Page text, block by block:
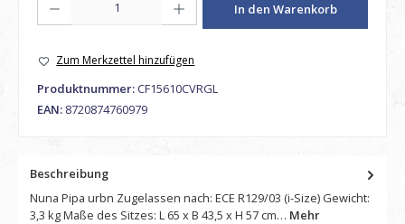
In den Warenkorb
Zum Merkzettel hinzufügen
Produktnummer: CF15610CVRGL
EAN: 8720874760979
Beschreibung
Nuna Pipa urbn Zugelassen nach: ECE R129/03 (i-Size) Gewicht:
3,3 kg Maße des Sitzes: L 65 x B 43,5 x H 57 cm… Mehr